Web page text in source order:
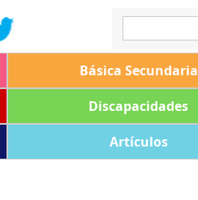
Básica Secundaria
Discapacidades
Artículos